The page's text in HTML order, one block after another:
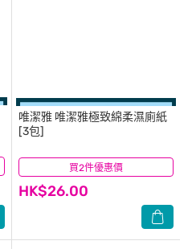
買2件優惠價
唯潔雅 唯潔雅極致綿柔濕廁紙
[3包]
HK$26.00
(50)